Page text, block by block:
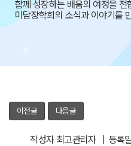
함께 성장하는 배움의 여정을 전
미담장학회의 소식과 이야기를
이전글 다음글
작성자 최고관리자 | 등록